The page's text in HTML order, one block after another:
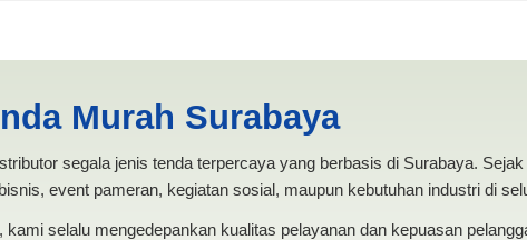
Murah Surabaya
segala jenis tenda terpercaya yang berbasis di Surabaya.
event pameran, kegiatan sosial, maupun kebutuhan industri di
selalu mengedepankan kualitas pelayanan dan kepuasan